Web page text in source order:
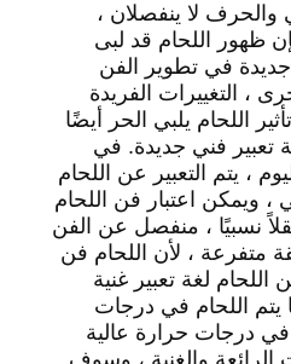
والحرف لا ينفصلان ،
ظهور اللحام قد لبى
في تطوير الفن
، التغييرات الفريدة
اللحام يلبي الحر أيضًا
تعبير فني جديدة. في
، يتم التعبير عن اللحام
، ويمكن اعتبار فن اللحام
نسبيًا ، منفصل عن الفن
متفرعة ، لأن اللحام فن
لغة تعبير غنية
يتم اللحام في درجات
في درجات حرارة عالية